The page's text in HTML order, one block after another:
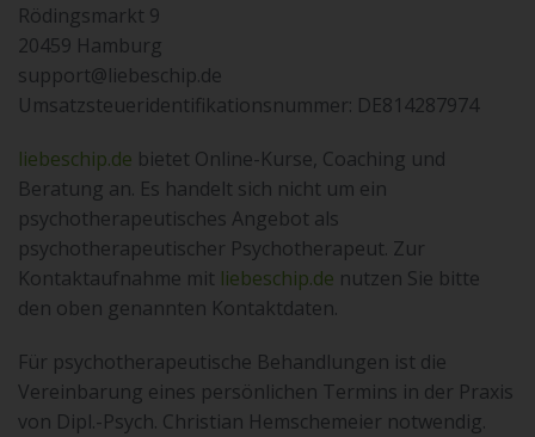
Alle Kursangebote
Werde Berater!
Über mich/Presse
MentalHeld
Veranstaltungen
Rödingsmarkt 9
20459 Hamburg
support@liebeschip.de
Umsatzsteueridentifikationsnummer: DE814287974
liebeschip.de bietet Online-Kurse, Coaching und
Beratung an. Es handelt sich nicht um ein
psychotherapeutisches Angebot als
psychotherapeutischer Psychotherapeut. Zur
Kontaktaufnahme mit liebeschip.de nutzen Sie bitte
den oben genannten Kontaktdaten.
Für psychotherapeutische Behandlungen ist die
Vereinbarung eines persönlichen Termins in der Praxis
von Dipl.-Psych. Christian Hemschemeier notwendig.